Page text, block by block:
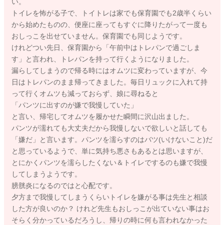
トイレを怖がる子で、トイトレは家でも保育園でも2歳半くらい
から始めたものの、便座に座ってもすぐに降りたがって一度も
おしっこを出せていません。保育園でも同じようです。
けれどつい先日、保育園から「午前中はトレパンで過ごしま
す」と言われ、トレパンを持って行くようになりました。
漏らしてしまうので帰る時にはオムツに変わっていますが、今
日はトレパンのまま帰ってきました。毎日リュックに入れて持
って行くオムツも減っておらず、娘に尋ねると
「パンツに出すのが嫌で我慢していた」
と言い、帰宅してオムツを履かせた瞬間に沢山出ました。
パンツが濡れても大丈夫だから我慢しないで欲しいと話しても
「嫌だ」と言います。パンツを濡らすのはバツ(いけないこと)だ
と思っているようで、単に気持ち悪さもあるとは思いますが、
とにかくパンツを濡らしたくない＆トイレでするのも嫌で我慢
してしまうようです。
膀胱炎になるのではと心配です。
夕方まで我慢してしまうくらいトイレを嫌がる事は先生と相談
した方が良いのか？ けれど先生もおしっこが出ていない事はお
そらく分かっているだろうし、帰りの時に何も言われなかった